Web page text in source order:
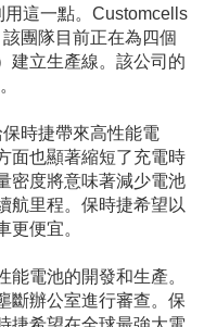
用這一點。Customcells
團隊目前正在為四個
建立生產線。該公司的
時捷帶來高性能電
面也顯著縮短了充電時
密度將意味著減少電池
航里程。保時捷希望以
更便宜。
電池的開發和生產。
斷辦公室進行審查。保